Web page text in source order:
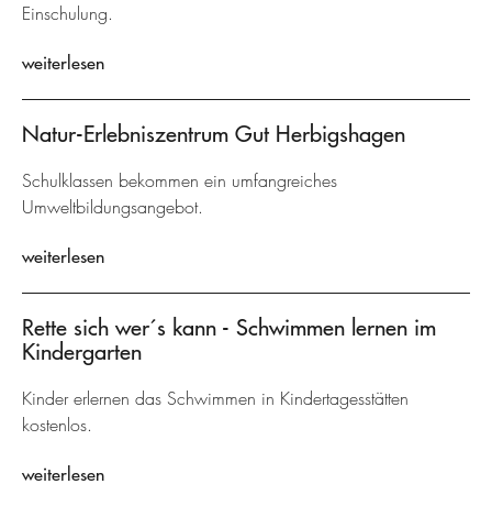
Einschulung.
weiterlesen
Natur-Erlebniszentrum Gut Herbigshagen
Schulklassen bekommen ein umfangreiches
Umweltbildungsangebot.
weiterlesen
Rette sich wer´s kann - Schwimmen lernen im
Kindergarten
Kinder erlernen das Schwimmen in Kindertagesstätten
kostenlos.
weiterlesen